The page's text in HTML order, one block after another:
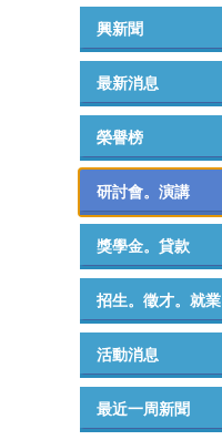
興新聞
最新消息
榮譽榜
研討會。演講
獎學金。貸款
招生。徵才。就業
活動消息
最近一周新聞